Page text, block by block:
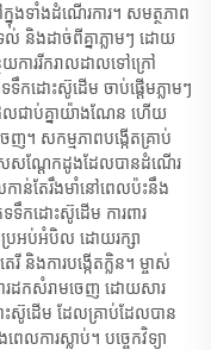
នុង​ទាំង​ដំណើរការ។ សមត្ថភាព
និងដាច់ពីគ្នាភ្លាមៗ ដោយ
ការរីករាលដាលទៅក្រៅ
ទឹកដោះស៊ូដើម ចាប់ផ្តើមភ្លាមៗ
លជាប់គ្នាយ៉ាងណែន ហើយ
ញ។ សកម្មភាពបង្កើតគ្រាប់
ៃសណ្តែកដូងដែលបានដំណើរ
ាន់តែរឹងមាំនៅពេលប៉ះនឹង
ទឹកដោះស៊ូដើម ការពារ
ៃប្រអប់អំបិល ដោយរក្សា
និងការបង្កើតក្លិន។ ម្ចាស់
រដកសំរាមចេញ ដោយសារ
ះស៊ូដើម ដែលគ្រាប់ដែលបាន
លការស្លាប់។ បច្ចេកវិទ្យា